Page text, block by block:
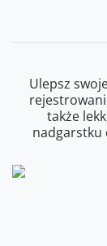
Ulepsz
także
nadgarstku